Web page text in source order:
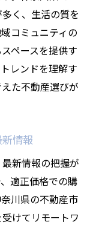
く、生活の質を
コミュニティの
ペースを提供す
レンドを理解す
た不動産選びが
情報
新情報の把握が
適正価格での購
川県の不動産市
けてリモートワ